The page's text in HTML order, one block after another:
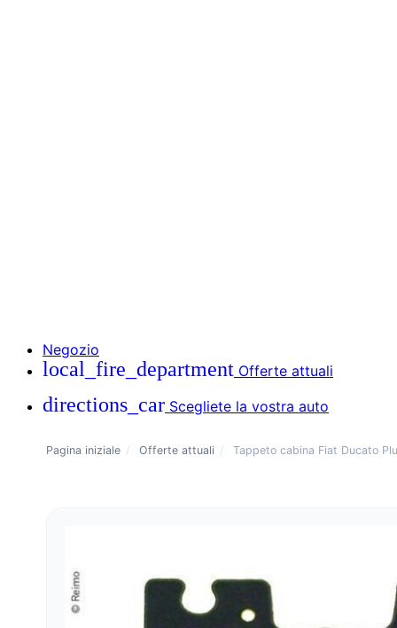
Negozio
local_fire_department Offerte attuali
directions_car Scegliete la vostra auto
Pagina iniziale / Offerte attuali / Tappeto cabina Fiat Ducato